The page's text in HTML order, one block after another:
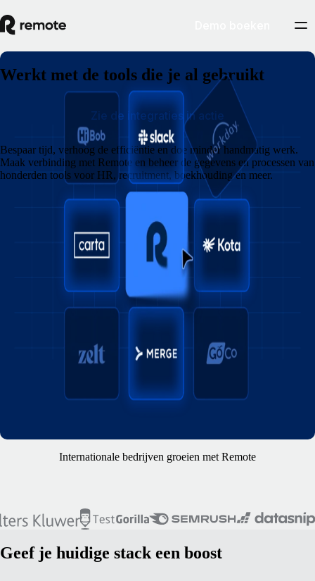
Werkt met de tools die je al gebruikt
Bespaar tijd, verhoog de efficiëntie en doe minder handmatig werk.
Maak verbinding met Remote en beheer de gegevens en processen van
honderden tools voor HR, recruitment, boekhouding en meer.
Zie de integraties in actie
Internationale bedrijven groeien met Remote
Geef je huidige stack een boost